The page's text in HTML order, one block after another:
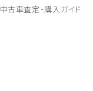
中古車査定・購入ガイド